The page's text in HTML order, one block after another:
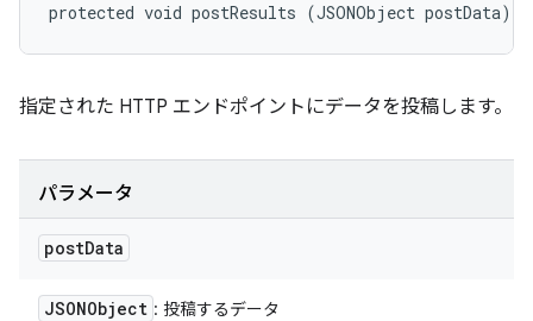
protected void postResults (JSONObject postData)
指定された HTTP エンドポイントにデータを投稿します。
パラメータ
postData
JSONObject : 投稿するデータ